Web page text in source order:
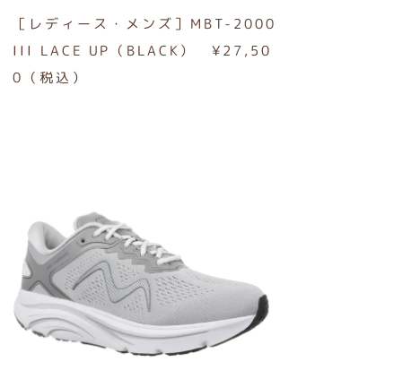
［レディース・メンズ］MBT-2000
III LACE UP（BLACK） ¥27,50
0（税込）